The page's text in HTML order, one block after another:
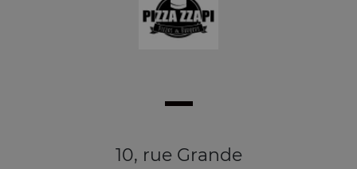
10, rue Grande